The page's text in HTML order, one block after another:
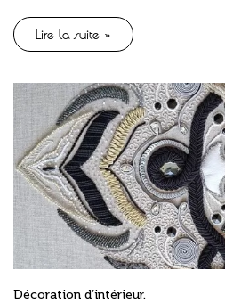
Lire la suite »
Décoration d’intérieur.